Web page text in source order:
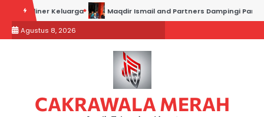
content
Kuliner Keluarga Maqdir Ismail and Partners Dampingi Para
Agustus 8, 2026
CAKRAWALA MERAH